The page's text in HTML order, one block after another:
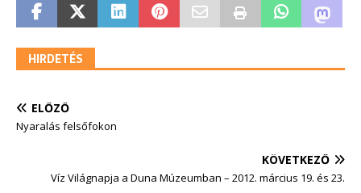
HIRDETÉS
ELŐZŐ
Nyaralás felsőfokon
KÖVETKEZŐ
Víz Világnapja a Duna Múzeumban – 2012. március 19. és 23.